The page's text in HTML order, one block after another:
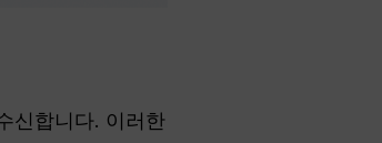
신합니다. 이러한